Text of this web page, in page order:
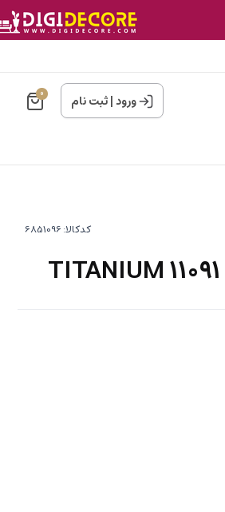
ورود|ثبت نام 0
کدکالا: